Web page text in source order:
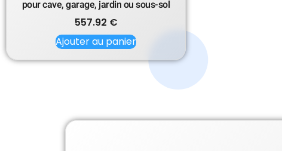
pour cave, garage, jardin ou sous-sol
557.92 €
Ajouter au panier